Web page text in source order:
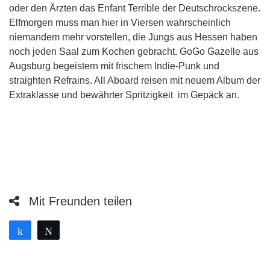
oder den Ärzten das Enfant Terrible der Deutschrockszene.
Elfmorgen muss man hier in Viersen wahrscheinlich
niemandem mehr vorstellen, die Jungs aus Hessen haben
noch jeden Saal zum Kochen gebracht. GoGo Gazelle aus
Augsburg begeistern mit frischem Indie-Punk und
straighten Refrains. All Aboard reisen mit neuem Album der
Extraklasse und bewährter Spritzigkeit im Gepäck an.
Mit Freunden teilen
Teilen